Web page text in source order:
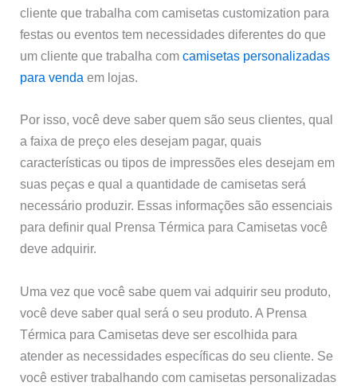
cliente que trabalha com camisetas customization para
festas ou eventos tem necessidades diferentes do que
um cliente que trabalha comcamisetas personalizadas
para venda em lojas.
Por isso, você deve saber quem são seus clientes, qual
a faixa de preço eles desejam pagar, quais
características ou tipos de impressões eles desejam em
suas peças e qual a quantidade de camisetas será
necessário produzir. Essas informações são essenciais
para definir qual Prensa Térmica para Camisetas você
deve adquirir.
Uma vez que você sabe quem vai adquirir seu produto,
você deve saber qual será o seu produto. A Prensa
Térmica para Camisetas deve ser escolhida para
atender as necessidades específicas do seu cliente. Se
você estiver trabalhando com camisetas personalizadas